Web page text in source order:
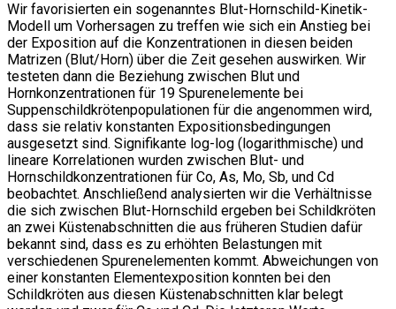
Wir favorisierten ein sogenanntes Blut-Hornschild-Kinetik-
Modell um Vorhersagen zu treffen wie sich ein Anstieg bei
der Exposition auf die Konzentrationen in diesen beiden
Matrizen (Blut/Horn) über die Zeit gesehen auswirken. Wir
testeten dann die Beziehung zwischen Blut und
Hornkonzentrationen für 19 Spurenelemente bei
Suppenschildkrötenpopulationen für die angenommen wird,
dass sie relativ konstanten Expositionsbedingungen
ausgesetzt sind. Signifikante log-log (logarithmische) und
lineare Korrelationen wurden zwischen Blut- und
Hornschildkonzentrationen für Co, As, Mo, Sb, und Cd
beobachtet. Anschließend analysierten wir die Verhältnisse
die sich zwischen Blut-Hornschild ergeben bei Schildkröten
an zwei Küstenabschnitten die aus früheren Studien dafür
bekannt sind, dass es zu erhöhten Belastungen mit
verschiedenen Spurenelementen kommt. Abweichungen von
einer konstanten Elementexposition konnten bei den
Schildkröten aus diesen Küstenabschnitten klar belegt